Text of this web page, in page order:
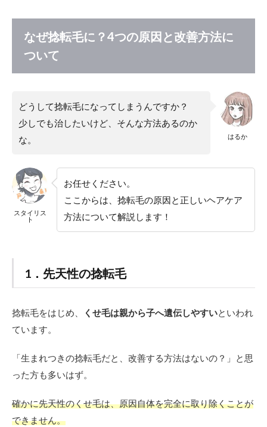
面、
一本
だけ
のは
な
ぜ？
4
毛
やっ
ては
いけ
ない
NG
捻転
毛に
の髪
型・
オー
法
5.1
ー
ト・
なぜ捻転毛に？4つの原因と改善方法に
ついて
はるか
どうして捻転毛になってしまうんですか？
少しでも治したいけど、そんな方法あるのか
な。
スタイリス
ト
お任せください。
ここからは、捻転毛の原因と正しいヘアケア
方法について解説します！
1．先天性の捻転毛
捻転毛をはじめ、 くせ毛は親から子へ遺伝しやすいといわれ
ています。
「生まれつきの捻転毛だと、改善する方法はないの？」と思
った方も多いはず。
確かに先天性のくせ毛は、原因自体を完全に取り除くことが
できません。